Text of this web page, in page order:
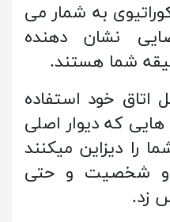
به شمار می
نشان دهنده
شما هستند.
اتاق خود استفاده
هایی که دیوار اصلی
را دیزاین میکنند
و شخصیت و حتی
زد.